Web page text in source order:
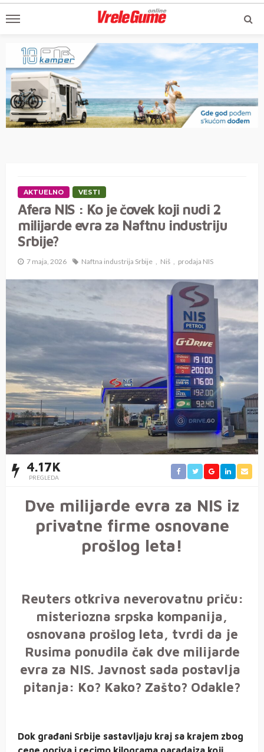
AKTUELNO VESTI
Afera NIS : Ko je čovek koji nudi 2
milijarde evra za Naftnu industriju
Srbije?
7 maja, 2026 Naftna industrija Srbije Niš prodaja NIS
4.17K
PREGLEDA
Dve milijarde evra za NIS iz
privatne firme osnovane
prošlog leta!
Reuters otkriva neverovatnu priču:
misteriozna srpska kompanija,
osnovana prošlog leta, tvrdi da je
Rusima ponudila čak dve milijarde
evra za NIS. Javnost sada postavlja
pitanja: Ko? Kako? Zašto? Odakle?
Dok građani Srbije sastavljaju kraj sa krajem zbog